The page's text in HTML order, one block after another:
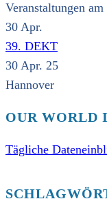
Veranstaltungen
30 Apr.
39. DEKT
30 Apr. 25
Hannover
OUR WORLD
Tägliche